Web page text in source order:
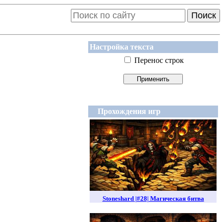
Поиск
Настройка текста
Перенос строк
Прохождения игр
Stoneshard |#28| Магическая битва